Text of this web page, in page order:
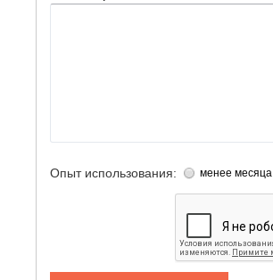
Опыт использования: менее месяца